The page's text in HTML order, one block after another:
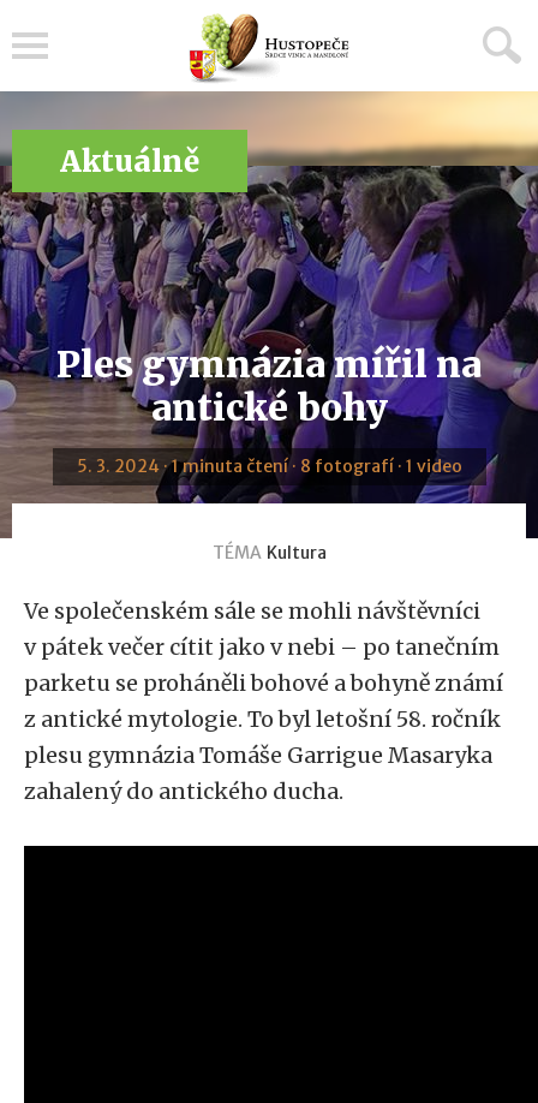
Aktuálně
Ples gymnázia mířil na
antické bohy
5. 3. 2024 · 1 minuta čtení · 8 fotografí · 1 video
TÉMA Kultura
Ve společenském sále se mohli návštěvníci
v pátek večer cítit jako v nebi – po tanečním
parketu se proháněli bohové a bohyně známí
z antické mytologie. To byl letošní 58. ročník
plesu gymnázia Tomáše Garrigue Masaryka
zahalený do antického ducha.